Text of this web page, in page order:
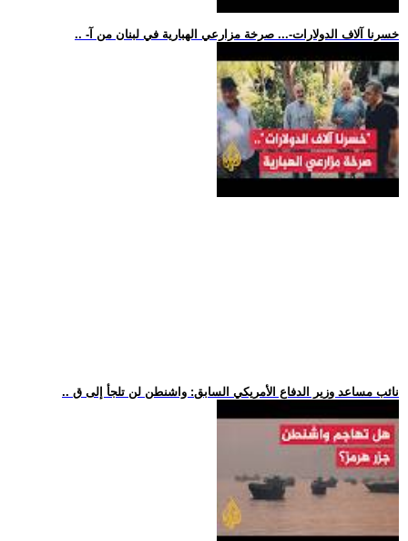
.. -خسرنا آلاف الدولارات-... صرخة مزارعي الهبارية في لبنان من آ
.. نائب مساعد وزير الدفاع الأمريكي السابق: واشنطن لن تلجأ إلى ق